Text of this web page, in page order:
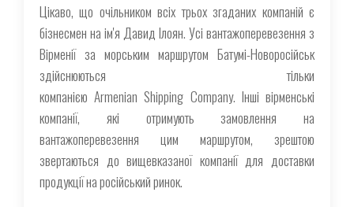
Цікаво, що очільником всіх трьох згаданих компаній є
бізнесмен на ім'я Давид Ілоян. Усі вантажоперевезення з
Вірменії за морським маршрутом Батумі-Новоросійськ
здійснюються тільки
компанією Armenian Shipping Company. Інші вірменські
компанії, які отримують замовлення на
вантажоперевезення цим маршрутом, зрештою
звертаються до вищевказаної компанії для доставки
продукції на російський ринок.